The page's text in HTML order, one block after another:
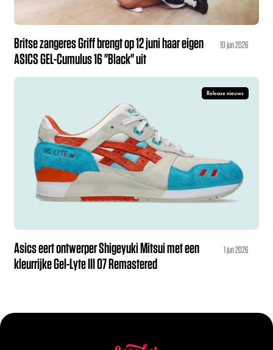
Britse zangeres Griff brengt op 12 juni haar eigen
ASICS GEL-Cumulus 16 "Black" uit
10 jun 2026
Release nieuws
Asics eert ontwerper Shigeyuki Mitsui met een
kleurrijke Gel-Lyte III 07 Remastered
1 jun 2026